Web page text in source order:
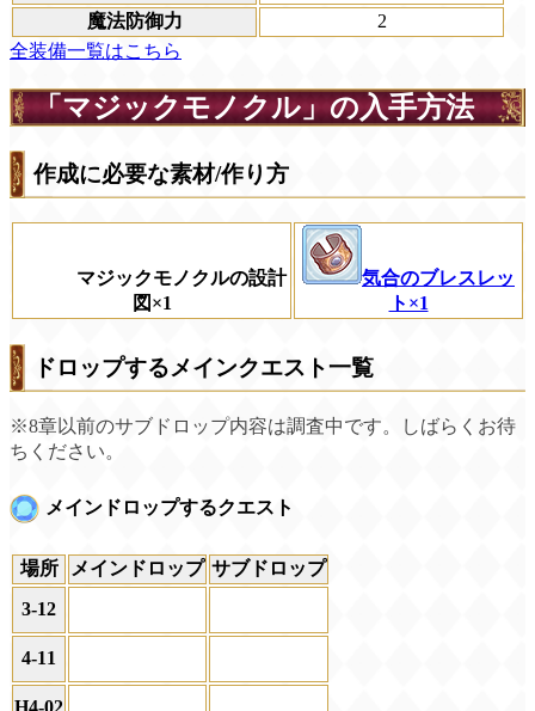
魔法防御力
2
全装備一覧はこちら
「マジックモノクル」の入手方法
作成に必要な素材/作り方
マジックモノクルの設計
図×1
気合のブレスレッ
ト×1
ドロップするメインクエスト一覧
※8章以前のサブドロップ内容は調査中です。しばらくお待
ちください。
メインドロップするクエスト
場所 メインドロップ サブドロップ
3‐12
4‐11